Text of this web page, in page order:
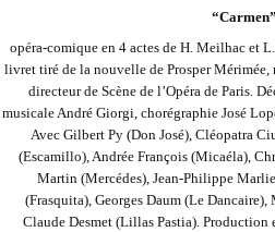
“Carmen”
opéra-comique en 4 actes de H. Meilhac et
livret tiré de la nouvelle de Prosper Mérimée,
directeur de Scène de l’Opéra de Paris.
musicale André Giorgi, chorégraphie José
Avec Gilbert Py (Don José), Cléopatra
(Escamillo), Andrée François (Micaéla),
Martin (Mercédes), Jean-Philippe
(Frasquita),Georges Daum (Le
Claude Desmet (Lillas Pastia). Production